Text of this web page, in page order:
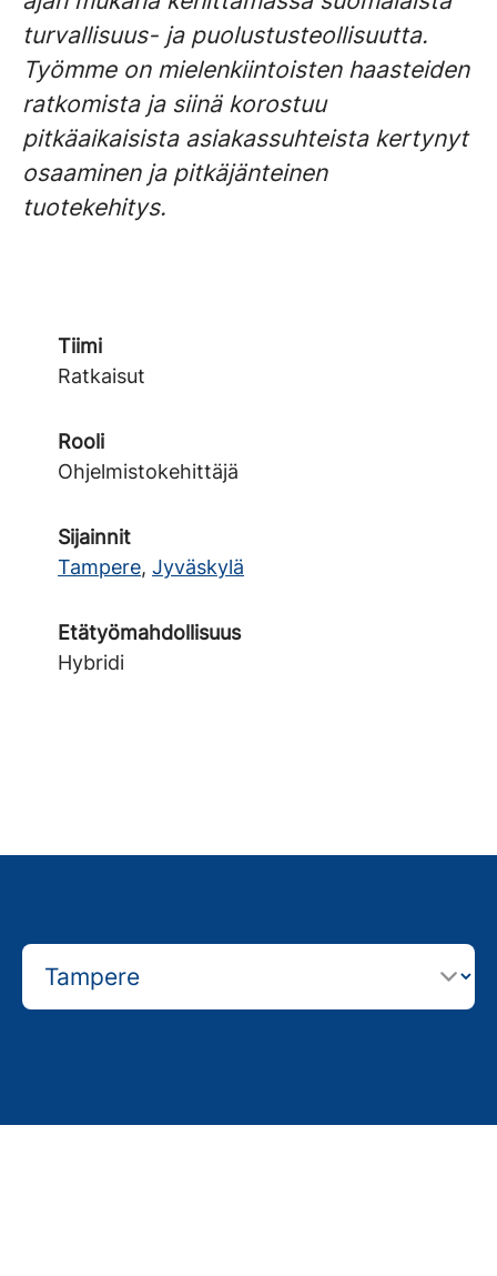
turvallisuus- ja puolustusteollisuutta.
Työmme on mielenkiintoisten haasteiden
ratkomista ja siinä korostuu
pitkäaikaisista asiakassuhteista kertynyt
osaaminen ja pitkäjänteinen
tuotekehitys.
Tiimi
Ratkaisut
Rooli
Ohjelmistokehittäjä
Sijainnit
Tampere, Jyväskylä
Etätyömahdollisuus
Hybridi